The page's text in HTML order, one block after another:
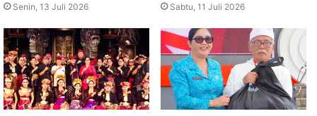
Senin, 13 Juli 2026 Sabtu, 11 Juli 2026